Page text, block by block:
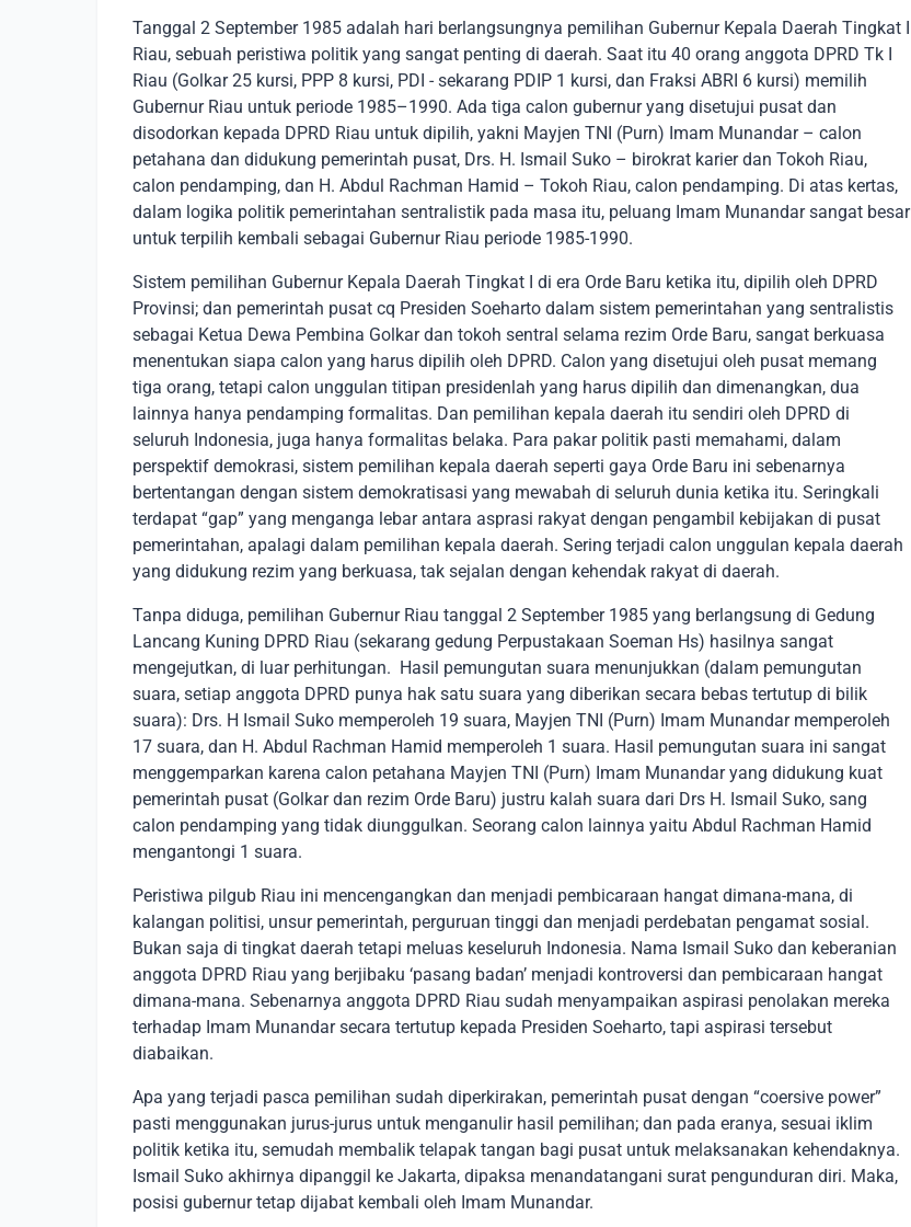
Tanggal 2 September 1985 adalah hari berlangsungnya pemilihan Gubernur Kepala Daerah Tingkat I
Riau, sebuah peristiwa politik yang sangat penting di daerah. Saat itu 40 orang anggota DPRD Tk I
Riau (Golkar 25 kursi, PPP 8 kursi, PDI - sekarang PDIP 1 kursi, dan Fraksi ABRI 6 kursi) memilih
Gubernur Riau untuk periode 1985–1990. Ada tiga calon gubernur yang disetujui pusat dan
disodorkan kepada DPRD Riau untuk dipilih, yakni Mayjen TNI (Purn) Imam Munandar – calon
petahana dan didukung pemerintah pusat, Drs. H. Ismail Suko – birokrat karier dan Tokoh Riau,
calon pendamping, dan H. Abdul Rachman Hamid – Tokoh Riau, calon pendamping. Di atas kertas,
dalam logika politik pemerintahan sentralistik pada masa itu, peluang Imam Munandar sangat besar
untuk terpilih kembali sebagai Gubernur Riau periode 1985-1990.
Sistem pemilihan Gubernur Kepala Daerah Tingkat I di era Orde Baru ketika itu, dipilih oleh DPRD
Provinsi; dan pemerintah pusat cq Presiden Soeharto dalam sistem pemerintahan yang sentralistis
sebagai Ketua Dewa Pembina Golkar dan tokoh sentral selama rezim Orde Baru, sangat berkuasa
menentukan siapa calon yang harus dipilih oleh DPRD. Calon yang disetujui oleh pusat memang
tiga orang, tetapi calon unggulan titipan presidenlah yang harus dipilih dan dimenangkan, dua
lainnya hanya pendamping formalitas. Dan pemilihan kepala daerah itu sendiri oleh DPRD di
seluruh Indonesia, juga hanya formalitas belaka. Para pakar politik pasti memahami, dalam
perspektif demokrasi, sistem pemilihan kepala daerah seperti gaya Orde Baru ini sebenarnya
bertentangan dengan sistem demokratisasi yang mewabah di seluruh dunia ketika itu. Seringkali
terdapat “gap” yang menganga lebar antara asprasi rakyat dengan pengambil kebijakan di pusat
pemerintahan, apalagi dalam pemilihan kepala daerah. Sering terjadi calon unggulan kepala daerah
yang didukung rezim yang berkuasa, tak sejalan dengan kehendak rakyat di daerah.
Tanpa diduga, pemilihan Gubernur Riau tanggal 2 September 1985 yang berlangsung di Gedung
Lancang Kuning DPRD Riau (sekarang gedung Perpustakaan Soeman Hs) hasilnya sangat
mengejutkan, di luar perhitungan. Hasil pemungutan suara menunjukkan (dalam pemungutan
suara, setiap anggota DPRD punya hak satu suara yang diberikan secara bebas tertutup di bilik
suara): Drs. H Ismail Suko memperoleh 19 suara, Mayjen TNI (Purn) Imam Munandar memperoleh
17 suara, dan H. Abdul Rachman Hamid memperoleh 1 suara. Hasil pemungutan suara ini sangat
menggemparkan karena calon petahana Mayjen TNI (Purn) Imam Munandar yang didukung kuat
pemerintah pusat (Golkar dan rezim Orde Baru) justru kalah suara dari Drs H. Ismail Suko, sang
calon pendamping yang tidak diunggulkan. Seorang calon lainnya yaitu Abdul Rachman Hamid
mengantongi 1 suara.
Peristiwa pilgub Riau ini mencengangkan dan menjadi pembicaraan hangat dimana-mana, di
kalangan politisi, unsur pemerintah, perguruan tinggi dan menjadi perdebatan pengamat sosial.
Bukan saja di tingkat daerah tetapi meluas keseluruh Indonesia. Nama Ismail Suko dan keberanian
anggota DPRD Riau yang berjibaku ‘pasang badan’ menjadi kontroversi dan pembicaraan hangat
dimana-mana. Sebenarnya anggota DPRD Riau sudah menyampaikan aspirasi penolakan mereka
terhadap Imam Munandar secara tertutup kepada Presiden Soeharto, tapi aspirasi tersebut
diabaikan.
Apa yang terjadi pasca pemilihan sudah diperkirakan, pemerintah pusat dengan “coersive power”
pasti menggunakan jurus-jurus untuk menganulir hasil pemilihan; dan pada eranya, sesuai iklim
politik ketika itu, semudah membalik telapak tangan bagi pusat untuk melaksanakan kehendaknya.
Ismail Suko akhirnya dipanggil ke Jakarta, dipaksa menandatangani surat pengunduran diri. Maka,
posisi gubernur tetap dijabat kembali oleh Imam Munandar.